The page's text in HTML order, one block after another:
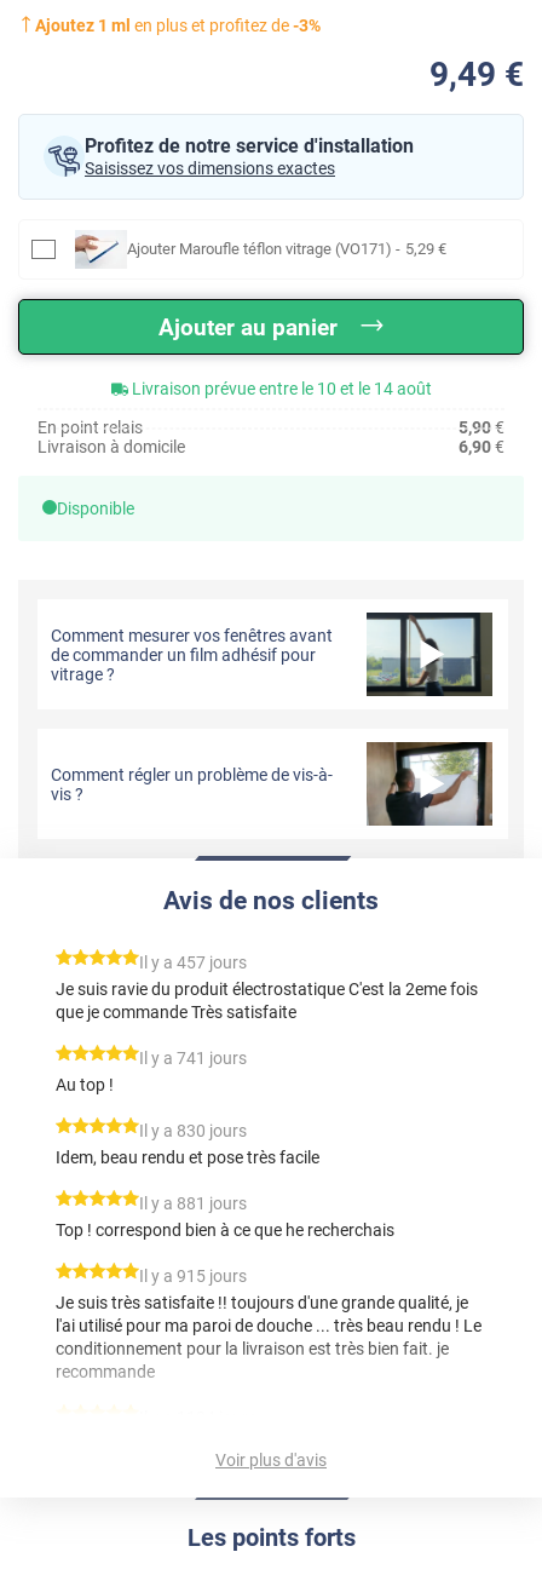
Ajoutez 1 ml en plus et profitez de-3%
9,49 €
Profitez de notre service d'installation
Saisissez vos dimensions exactes
Ajouter Maroufle téflon vitrage (VO171) - 5,29 €
Ajouter au panier
Livraison prévue entre le 10 et le 14 août
En point relais
5,90€
Livraison à domicile
6,90€
Disponible
Comment mesurer vos fenêtres avant
de commander un film adhésif pour
vitrage ?
Comment régler un problème de vis-à-
vis ?
Les points forts
Avis de nos clients
*****
Il y a 457 jours
Je suis ravie du produit électrostatique C'est la 2eme fois
que je commande Très satisfaite
*****
Il y a 741 jours
Au top !
*****
Il y a 830 jours
Idem, beau rendu et pose très facile
*****
Il y a 881 jours
Top ! correspond bien à ce que he recherchais
*****
Il y a 915 jours
Je suis très satisfaite !! toujours d'une grande qualité, je
l'ai utilisé pour ma paroi de douche ... très beau rendu ! Le
conditionnement pour la livraison est très bien fait. je
recommande
en œuvre. Le rendu est au top. Merci beaucoup
Voir plus d'avis